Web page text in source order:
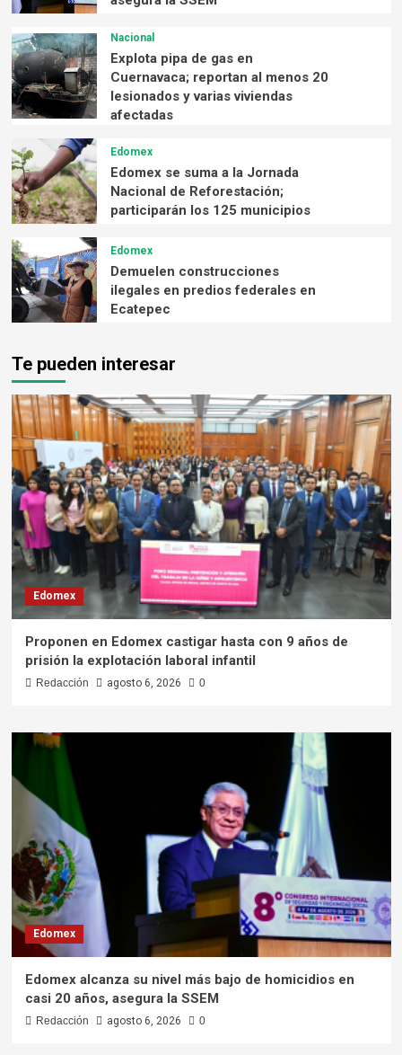
Nacional
Explota pipa de gas en
Cuernavaca; reportan al menos 20
lesionados y varias viviendas
afectadas
Edomex
Edomex se suma a la Jornada
Nacional de Reforestación;
participarán los 125 municipios
Edomex
Demuelen construcciones
ilegales en predios federales en
Ecatepec
Te pueden interesar
Edomex
Proponen en Edomex castigar hasta con 9 años de
prisión la explotación laboral infantil
Redacción agosto 6, 2026 0
Edomex
Edomex alcanza su nivel más bajo de homicidios en
casi 20 años, asegura la SSEM
Redacción agosto 6, 2026 0